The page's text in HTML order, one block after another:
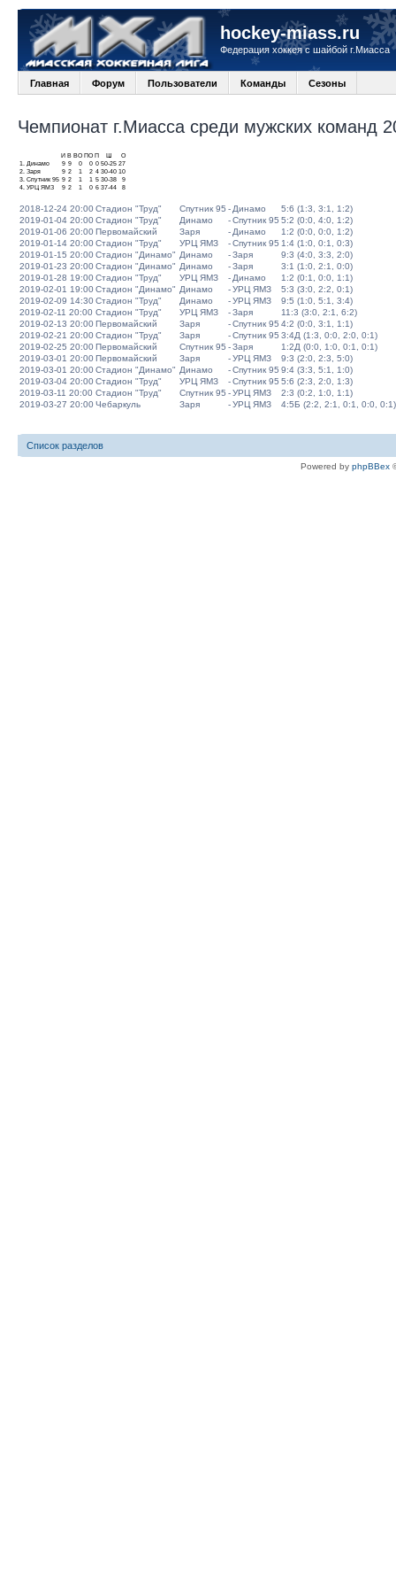
hockey-miass.ru
Федерация хоккея с шайбой г.Миасса
Главная Форум Пользователи Команды Сезоны
Чемпионат г.Миасса среди мужских команд
И В ВО ПО П
О
1.
Динамо 9 9 0 0 0 50-25 27
2. Заря 9 2 1 2 4 30-40 10
3. Спутник 95 9 2 1 1 5 30-38
9
4. УРЦ ЯМЗ 9 2 1 0 6 37-44 8
2018-12-24 20:00Стадион "Труд" Спутник 95 - Динамо
5:6 (1:3, 3:1, 1:2)
2019-01-04 20:00Стадион "Труд" Динамо -Спутник 95 5:2 (0:0, 4:0, 1:2)
2019-01-06 20:00Первомайский Заря - Динамо
1:2 (0:0, 0:0, 1:2)
2019-01-14 20:00Стадион "Труд" УРЦ ЯМЗ -Спутник 95 1:4 (1:0, 0:1, 0:3)
2019-01-15 20:00Стадион "Динамо" Динамо -Заря
9:3 (4:0, 3:3, 2:0)
2019-01-23 20:00Стадион "Динамо" Динамо -Заря
3:1 (1:0, 2:1, 0:0)
2019-01-28 19:00Стадион "Труд" УРЦ ЯМЗ - Динамо
1:2 (0:1, 0:0, 1:1)
2019-02-01 19:00Стадион "Динамо" Динамо -УРЦ ЯМЗ
5:3 (3:0, 2:2, 0:1)
2019-02-09 14:30Стадион "Труд" Динамо -УРЦ ЯМЗ
9:5 (1:0, 5:1, 3:4)
2019-02-11 20:00 Стадион "Труд" УРЦ ЯМЗ -Заря
11:3 (3:0, 2:1, 6:2)
2019-02-13 20:00Первомайский Заря -Спутник 95 4:2 (0:0, 3:1, 1:1)
2019-02-21 20:00Стадион "Труд" Заря -Спутник 95 3:4Д (1:3, 0:0, 2:0, 0:1)
2019-02-25 20:00Первомайский Спутник 95 -Заря
1:2Д (0:0, 1:0, 0:1, 0:1)
2019-03-01 20:00Первомайский Заря -УРЦ ЯМЗ
9:3 (2:0, 2:3, 5:0)
2019-03-01 20:00Стадион "Динамо" Динамо -Спутник 95 9:4 (3:3, 5:1, 1:0)
2019-03-04 20:00Стадион "Труд" УРЦ ЯМЗ -Спутник 95 5:6 (2:3, 2:0, 1:3)
2019-03-11 20:00 Стадион "Труд" Спутник 95 -УРЦ ЯМЗ
2:3 (0:2, 1:0, 1:1)
2019-03-27 20:00Чебаркуль Заря -УРЦ ЯМЗ 4:5Б (2:2, 2:1, 0:1, 0:0, 0:1)
Список разделов
Powered by phpBBex